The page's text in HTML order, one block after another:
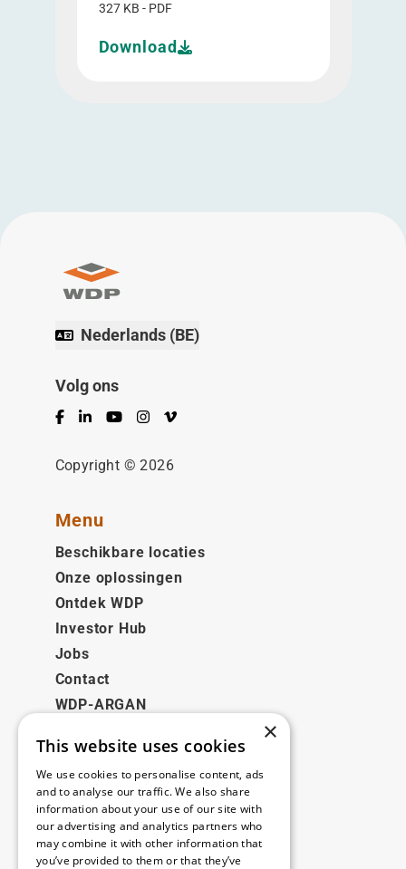
327 KB - PDF
Download
Nederlands (BE)
Volg ons
Facebook
LinkedInYouTubeInstagram
Vimeo
Copyright © 2026
Menu
Beschikbare locaties
Onze oplossingen
Ontdek WDP
Investor Hub
Jobs
Contact
WDP-ARGAN
Juridisch
Disclaimer
Privacybeleid
Cookie Policy
×
This website uses cookies
We use cookies to personalise content, ads
and to analyse our traffic. We also share
information about your use of our site with
our advertising and analytics partners who
may combine it with other information that
you’ve provided to them or that they’ve